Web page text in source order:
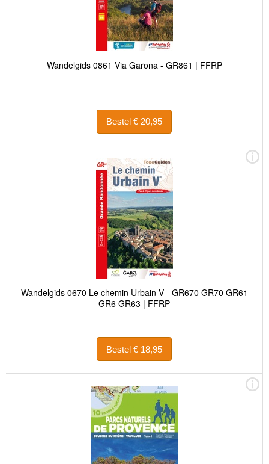
Wandelgids 0861 Via Garona - GR861 | FFRP
Bestel € 20,95
Wandelgids 0670 Le chemin Urbain V - GR670 GR70 GR61
GR6 GR63 | FFRP
Bestel € 18,95